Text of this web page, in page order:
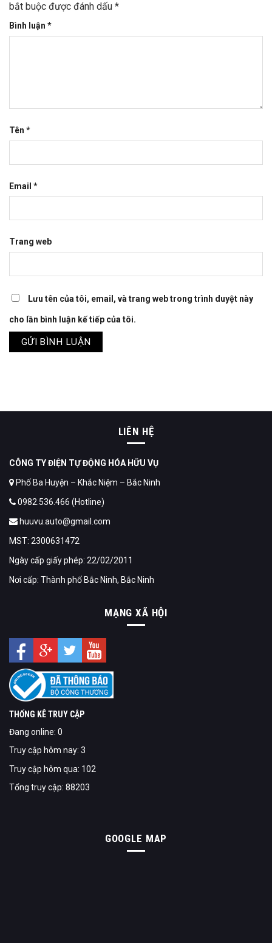
bắt buộc được đánh dấu *
Bình luận *
Tên *
Email *
Trang web
Lưu tên của tôi, email, và trang web trong trình duyệt này
cho lần bình luận kế tiếp của tôi.
LIÊN HỆ
CÔNG TY ĐIỆN TỰ ĐỘNG HÓA HỮU VỤ
Phố Ba Huyện – Khắc Niệm – Bắc Ninh
0982.536.466 (Hotline)
huuvu.auto@gmail.com
MST: 2300631472
Ngày cấp giấy phép: 22/02/2011
Nơi cấp: Thành phố Bắc Ninh, Bắc Ninh
MẠNG XÃ HỘI
THỐNG KÊ TRUY CẬP
Đang online: 0
Truy cập hôm nay: 3
Truy cập hôm qua: 102
Tổng truy cập: 88203
GOOGLE MAP